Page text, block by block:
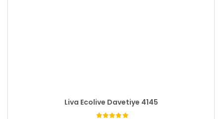
Liva Ecolive Davetiye 4145